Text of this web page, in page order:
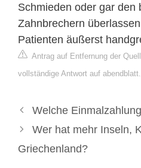
Schmieden oder gar den
Zahnbrechern
Patienten äußerst
Antrag auf Entfernung der
vollständige Antwort auf
Welche
Wer hat mehr Inseln,
Griechenland?